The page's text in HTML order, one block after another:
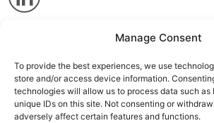
Manage Consent
To provide the best experiences, we use
store and/or access device information.
technologies will allow us to process data such as
unique IDs on this site. Not consenting or
adversely affect certain features and functions.
Instagram